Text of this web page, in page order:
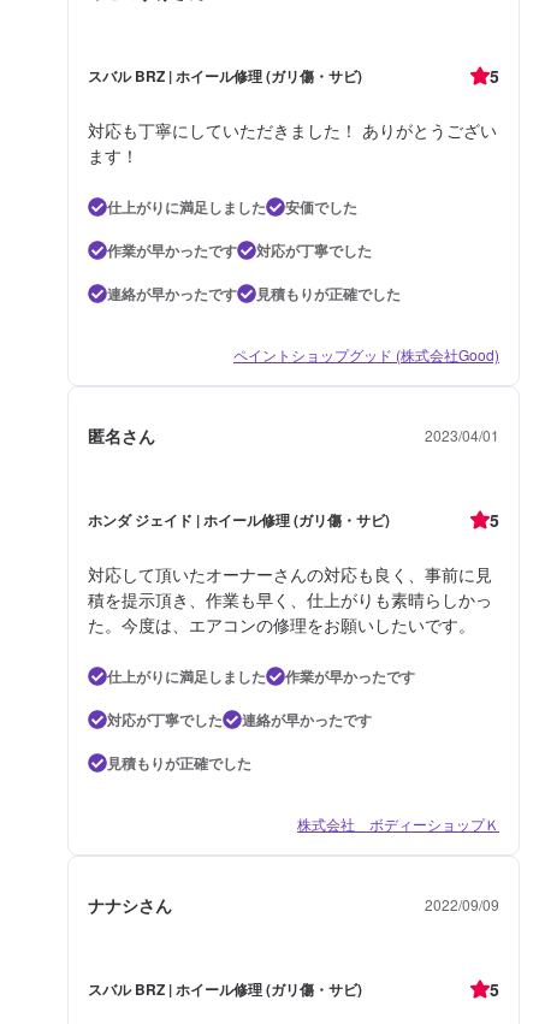
スバル BRZ | ホイール修理 (ガリ傷・サビ) 5
対応も丁寧にしていただきました！ ありがとうござい
ます！
仕上がりに満足しました
安価でした
作業が早かったです
対応が丁寧でした
連絡が早かったです
見積もりが正確でした
ペイントショップグッド (株式会社Good)
匿名さん 2023/04/01
ホンダ ジェイド | ホイール修理 (ガリ傷・サビ) 5
対応して頂いたオーナーさんの対応も良く、事前に見
積を提示頂き、作業も早く、仕上がりも素晴らしかっ
た。今度は、エアコンの修理をお願いしたいです。
仕上がりに満足しました
作業が早かったです
対応が丁寧でした
連絡が早かったです
見積もりが正確でした
株式会社 ボディーショップＫ
ナナシさん 2022/09/09
スバル BRZ | ホイール修理 (ガリ傷・サビ) 5